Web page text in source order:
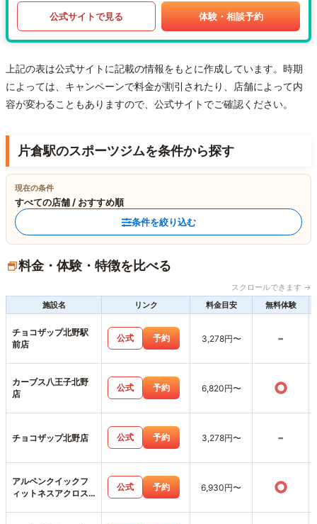
公式サイトで見る 体験・相談予約
上記の表は公式サイトに記載の情報をもとに作成しています。時期
によっては、キャンペーンで料金が割引されたり、店舗によって内
容が変わることもありますので、公式サイトでご確認ください。
片倉駅のスポーツジムを条件から探す
現在の条件
すべての店舗 / おすすめ順
条件を絞り込む
料金・体験・特徴を比べる
スクロールできます →
施設名
リンク 料金目安 無料体験
チョコザップ北野駅
前店
公式 予約 3,278円〜 -
カーブス八王子北野
店
公式 予約 6,820円〜 ○
チョコザップ北野店 公式 予約 3,278円〜 -
アルペンクイックフ
ィットネスアクロス
公式 予約 6,930円〜 ○